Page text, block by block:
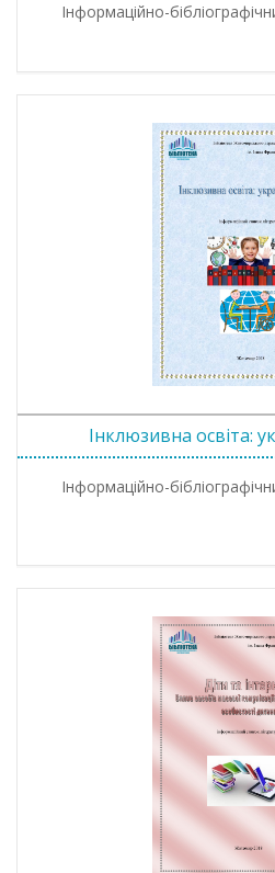
Інформаційно-
Інклюзивна освіта:
Інформаційно-